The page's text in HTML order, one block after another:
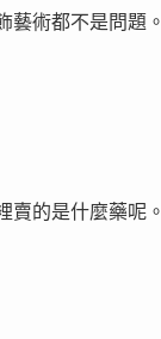
藝術都不是問題。
賣的是什麼藥呢。